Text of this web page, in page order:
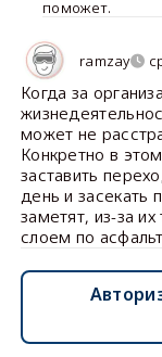
поможет.
ramzay
Когда за
может не
Конкретно в
заставить
день и засекать
заметят, из-за
слоем по